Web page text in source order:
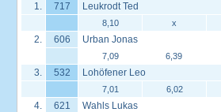
1. 717 Leukrodt Ted
8,10 x
2. 606 Urban Jonas
7,09 6,39
3. 532 Lohöfener Leo
7,01 6,02
4. 621 Wahls Lukas